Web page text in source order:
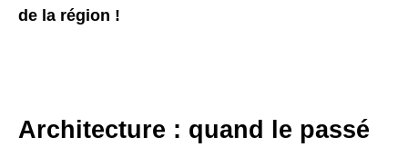
de la région !
Architecture : quand le passé